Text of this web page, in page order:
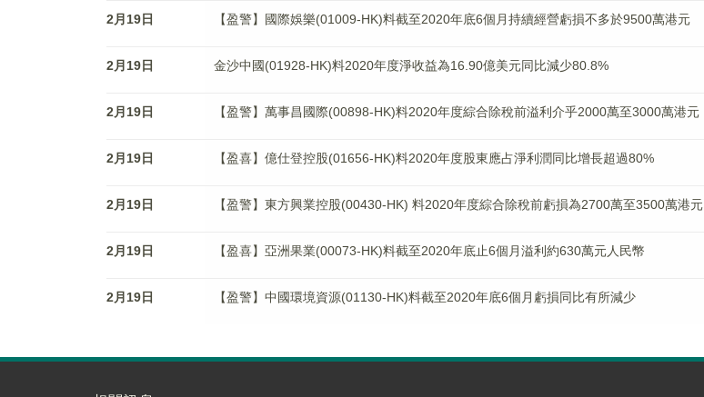
2月19日 【盈警】國際娛樂(01009-HK)料截至2020年底6個月持續經營虧損不多於9500萬港元
2月19日 金沙中國(01928-HK)料2020年度淨收益為16.90億美元同比減少80.8%
2月19日 【盈警】萬事昌國際(00898-HK)料2020年度綜合除稅前溢利介乎2000萬至3000萬港元
2月19日 【盈喜】億仕登控股(01656-HK)料2020年度股東應占淨利潤同比增長超過80%
2月19日 【盈警】東方興業控股(00430-HK) 料2020年度綜合除稅前虧損為2700萬至3500萬港元
2月19日 【盈喜】亞洲果業(00073-HK)料截至2020年底止6個月溢利約630萬元人民幣
2月19日 【盈警】中國環境資源(01130-HK)料截至2020年底6個月虧損同比有所減少